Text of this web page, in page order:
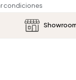
condiciones